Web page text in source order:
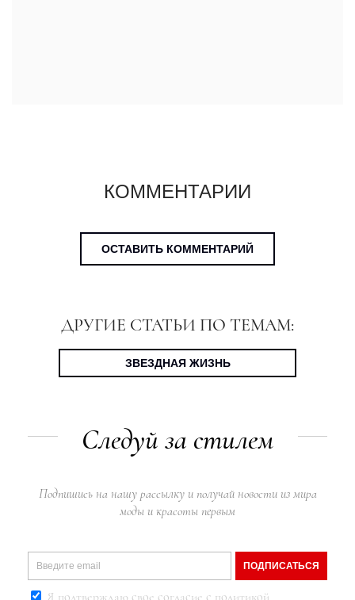
КОММЕНТАРИИ
ОСТАВИТЬ КОММЕНТАРИЙ
ДРУГИЕ СТАТЬИ ПО ТЕМАМ:
ЗВЕЗДНАЯ ЖИЗНЬ
Следуй за стилем
Подпишись на нашу рассылку и получай новости из мира
моды и красоты первым
ПОДПИСАТЬСЯ
Я подтверждаю свое согласие с политикой